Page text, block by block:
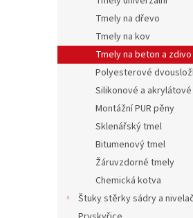
l
Tmely na dřevo
Tmely na kov
Tmely na beton a zdivo
Polyesterové
Silikonové a
Montážní PUR pěny
Sklenářský tmel
Bitumenový tmel
Žáruvzdorné tmely
Chemická kotva
Štuky stěrky sádry a